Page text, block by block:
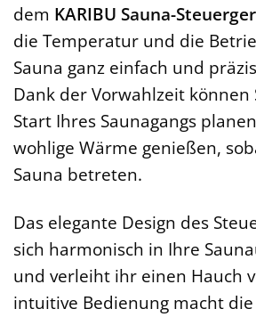
dem KARIBU Sauna-
die Temperatur und die
Sauna ganz einfach und
Dank der Vorwahlzeit können
Start Ihres Saunagangs
wohlige Wärme genießen,
Sauna betreten.
Das elegante Design des
sich harmonisch in Ihre
und verleiht ihr einen Hauch
intuitive Bedienung macht